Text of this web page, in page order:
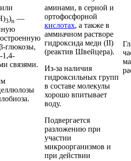
или
3)n —
глюкозы,
1,4-
связями.
.
аминами, в серной и
ортофосфорной
кислотах, а также в
аммиачном растворе
гидроксида меди (II)
(реактив Швейцера).
Из-за наличия
гидроксильных групп
в составе молекулы
хорошо впитывает
воду.
Подвергается
разложению при
участии
микроорганизмов и
при действии